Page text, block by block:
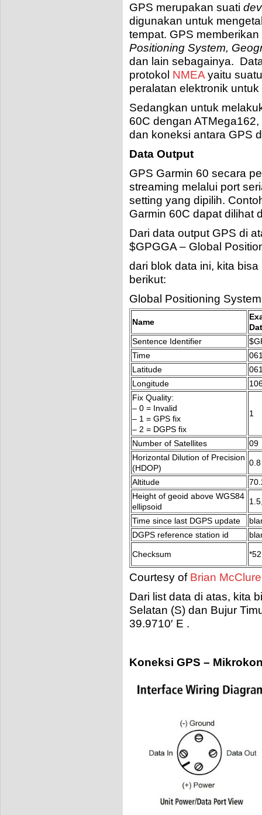
GPS merupakan suati
digunakan untuk
tempat. GPS
Positioning System,
dan lain sebagainya.
protokol NMEA yaitu
peralatan elektronik
Sedangkan untuk
60C dengan
dan koneksi antara GPS
Data Output
GPS Garmin 60 secara
streaming melalui port
setting yang dipilih.
Garmin 60C dapat dilihat
Dari data output GPS di
$GPGGA – Global
dari blok data ini, kita
berikut:
Global Positioning
Name
Sentence Identifier
Time
Latitude
Longitude
Fix Quality:
– 0 = Invalid
– 1 = GPS fix
– 2 = DGPS fix
1
Number of Satellites
09
Horizontal Dilution of Precision
(HDOP)
0.8
Altitude
Height of geoid above WGS84
ellipsoid
Time since last DGPS update
DGPS reference station id
Checksum *52
Courtesy of Brian McClure
Dari list data di atas, kita
Selatan (S) dan Bujur
39.9710′ E .
Koneksi GPS –